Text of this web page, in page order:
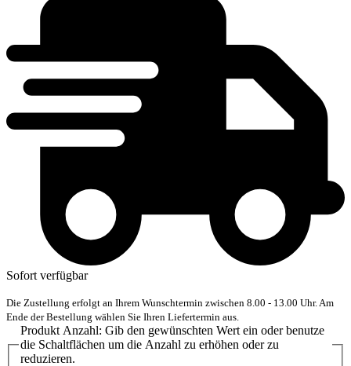
Sofort verfügbar
Die Zustellung erfolgt an Ihrem Wunschtermin zwischen 8.00 - 13.00 Uhr. Am
Ende der Bestellung wählen Sie Ihren Liefertermin aus.
Produkt Anzahl: Gib den gewünschten Wert ein oder benutze
die Schaltflächen um die Anzahl zu erhöhen oder zu
reduzieren.